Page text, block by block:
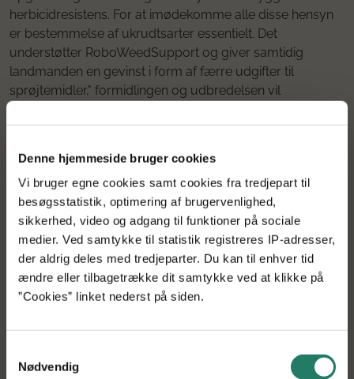
Denne hjemmeside bruger cookies
Vi bruger egne cookies samt cookies fra tredjepart til
besøgsstatistik, optimering af brugervenlighed,
sikkerhed, video og adgang til funktioner på sociale
medier. Ved samtykke til statistik registreres IP-adresser,
der aldrig deles med tredjeparter. Du kan til enhver tid
ændre eller tilbagetrække dit samtykke ved at klikke på
”Cookies” linket nederst på siden.
Nødvendig
herbicidresistens. For at imødekomme alle disse hensyn
er bestemmelse af ukrudtsarter essentielt. Det
understøtter RoboWeedSupport og giver samtidig
landmanden en gevinst i form af færre udgifter til
sprøjtemidler," formidlingen og udbredelsen vil
forklarer Rasmus Nyholm Jørgensen og tilføjer:
”Vores system kan også hjælpe med at forebygge
resistens hos ukrudt overfor bestemte typer
sprøjtemidler. PVO kan nu anvise behandlinger mod
biotyper af ukrudt, som er resistent mod forskellige
aktivstoffer i herbicider, og der arbejdes for tiden på a
udvikle et koncept, som skal bidrage til at forebygge
udvikling af ny herbicidresistens. Her kan PVO foreslå
alternativer til sprøjtningen, inden længe også ikke-
Droner testes i projektet